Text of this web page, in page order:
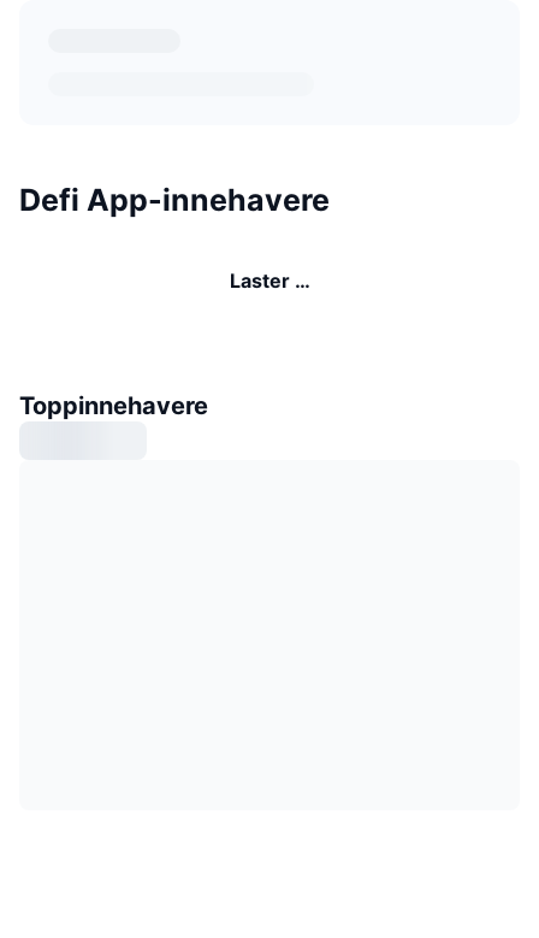
Defi App-innehavere
Laster …
Toppinnehavere